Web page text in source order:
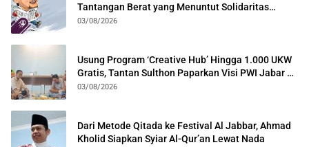
Tantangan Berat yang Menuntut Solidaritas
Lintas Generasi
03/08/2026
Usung Program ‘Creative Hub’ Hingga 1.000 UKW
Gratis, Tantan Sulthon Paparkan Visi PWI Jabar di
Kota Bogor
03/08/2026
Dari Metode Qitada ke Festival Al Jabbar, Ahmad
Kholid Siapkan Syiar Al-Qur’an Lewat Nada